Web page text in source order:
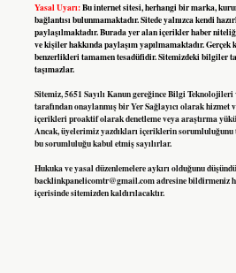
Yasal Uyarı:Bu internet sitesi, herhangi bir marka,
bağlantısı bulunmamaktadır. Sitede yalnızca kendi
paylaşılmaktadır. Burada yer alan içerikler haber
ve kişiler hakkında paylaşım yapılmamaktadır.
benzerlikleri tamamen tesadüfidir. Sitemizdeki bilgiler
taşımazlar.
Sitemiz, 5651 Sayılı Kanun gereğince Bilgi
tarafından onaylanmış bir Yer Sağlayıcı olarak hizmet
içerikleri proaktif olarak denetleme veya araştırma
Ancak, üyelerimiz yazdıkları içeriklerin sorumluluğunu
bu sorumluluğu kabul etmiş sayılırlar.
Hukuka ve yasal düzenlemelere aykırı olduğunu
backlinkpanelicomtr@gmail.comadresine bildirmeniz
içerisinde sitemizden kaldırılacaktır.